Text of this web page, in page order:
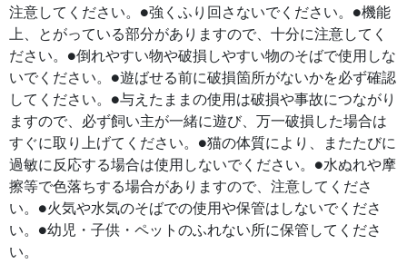
注意してください。●強くふり回さないでください。●機能
上、とがっている部分がありますので、十分に注意してく
ださい。●倒れやすい物や破損しやすい物のそばで使用しな
いでください。●遊ばせる前に破損箇所がないかを必ず確認
してください。●与えたままの使用は破損や事故につながり
ますので、必ず飼い主が一緒に遊び、万一破損した場合は
すぐに取り上げてください。●猫の体質により、またたびに
過敏に反応する場合は使用しないでください。●水ぬれや摩
擦等で色落ちする場合がありますので、注意してくださ
い。●火気や水気のそばでの使用や保管はしないでくださ
い。●幼児・子供・ペットのふれない所に保管してくださ
い。